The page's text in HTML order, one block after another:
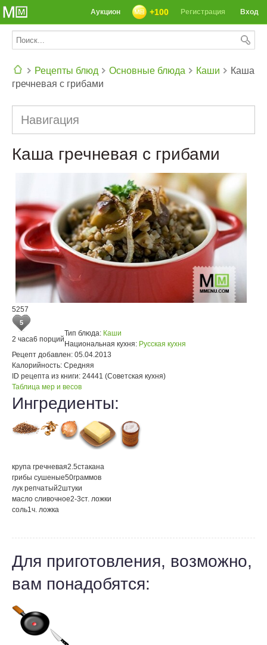
Вход
Регистрация
+100
Аукцион
Рецепты блюд Основные блюда Каши
Каша
гречневая с грибами
Навигация
Каша гречневая с грибами
5257
5
2 часа6 порций
Тип блюда: Каши
Национальная кухня: Русская кухня
Рецепт добавлен: 05.04.2013
Калорийность: Средняя
ID рецепта из книги: 24441 (Советская кухня)
Таблица мер и весов
Ингредиенты:
крупа гречневая2.5стакана
грибы сушеные50граммов
лук репчатый2штуки
масло сливочное2-3ст. ложки
соль1ч. ложка
Для приготовления, возможно,
вам понадобятся: